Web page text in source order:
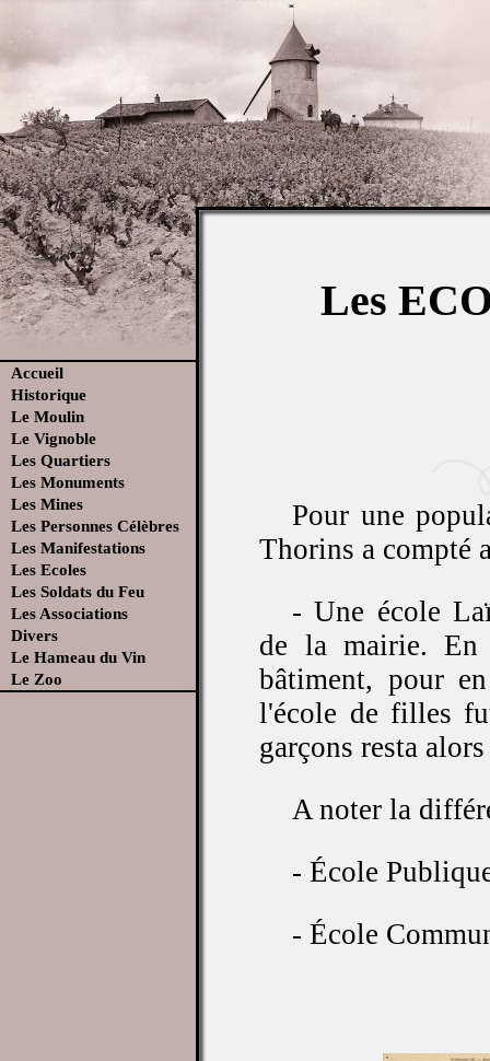
Accueil
Historique
Le Moulin
Le Vignoble
Les Quartiers
Les Monuments
Les Mines
Les Personnes Célèbres
Les Manifestations
Les Ecoles
Les Soldats du Feu
Les Associations
Divers
Le Hameau du Vin
Le Zoo
Les
Pour une
Thorins a compté
- Une école
de la mairie. En
bâtiment, pour
l'école de filles
garçons resta
A noter la
- École
- École